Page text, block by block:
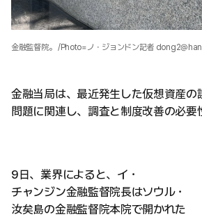
金融監督院。 /Photo=ノ・ジョンドン記者
金融当局は、最近発生した仮想資産の
問題に関連し、調査と制度改善の必要
9日、業界によると、イ・
チャンジン金融監督院長はソウル・
汝矣島の金融監督院本院で開かれた